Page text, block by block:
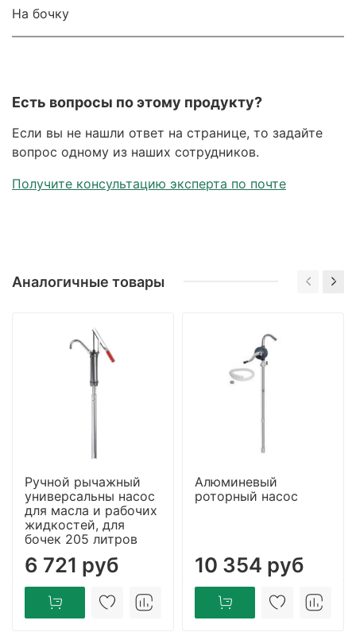
На бочку
Есть вопросы по этому продукту?
Если вы не нашли ответ на странице, то задайте
вопрос одному из наших сотрудников.
Получите консультацию эксперта по почте
Аналогичные товары
Ручной рычажный
универсальны насос
для масла и рабочих
жидкостей, для
бочек 205 литров
6 721 руб
Алюминевый
роторный насос
10 354 руб